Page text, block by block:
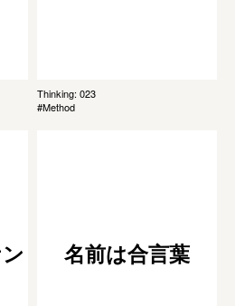
Thinking: 023
#Method
名前は合言葉